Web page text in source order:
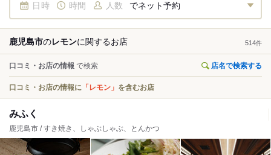
日時 時間 人数 でネット予約
鹿児島市のレモンに関するお店 514件
口コミ・お店の情報 で検索 店名で検索する
口コミ・お店の情報に 「レモン」 を含むお店
みふく
鹿児島市 / すき焼き、しゃぶしゃぶ、とんかつ